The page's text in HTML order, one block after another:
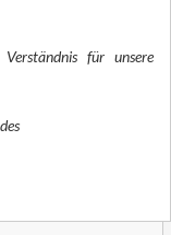
für unsere